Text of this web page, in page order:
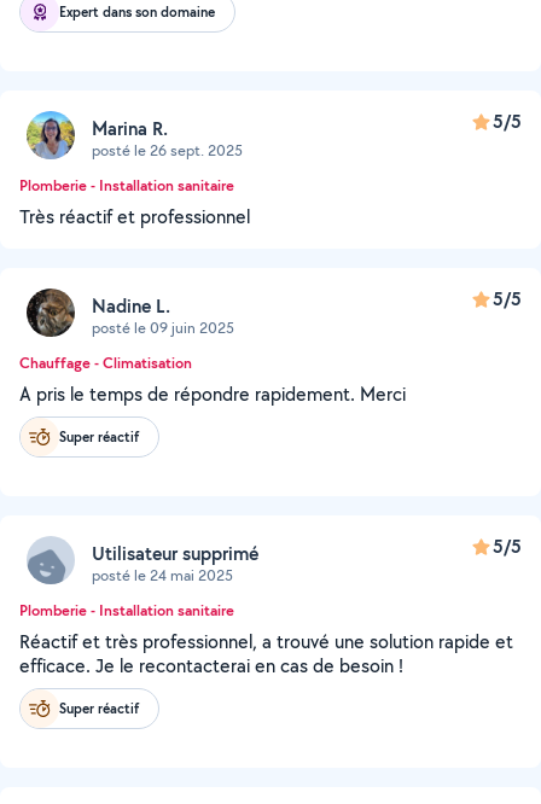
Expert dans son domaine
Marina R.
posté le 26 sept. 2025
5/5
Plomberie - Installation sanitaire
Très réactif et professionnel
Nadine L.
posté le 09 juin 2025
5/5
Chauffage - Climatisation
A pris le temps de répondre rapidement. Merci
Super réactif
Utilisateur supprimé
posté le 24 mai 2025
5/5
Plomberie - Installation sanitaire
Réactif et très professionnel, a trouvé une solution rapide et
efficace. Je le recontacterai en cas de besoin !
Super réactif